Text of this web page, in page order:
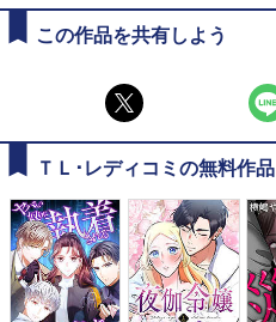
この作品を共有しよう
ＴＬ･レディコミの無料作品